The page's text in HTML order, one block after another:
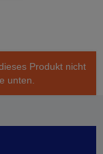
Produkt nicht
unten.